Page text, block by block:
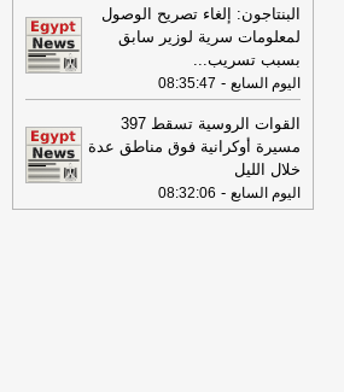
08:39
تسجيل الرغبات مجانا.. معامل
تنسيق الجامعات تستقبل طلاب المرحلة
الأولى- اليوم السابع
08:39
تسجيل الرغبات مجانا.. معامل
تنسيق الجامعات تستقبل طلاب المرحلة
الأولى-اليوم السابع
08:39
الاستماع لأقوال شهود عيان
لكشف ملابسات مقتل شاب بمنطقة
البنتاجون: إلغاء تصريح الوصول
لمعلومات سرية لوزير سابق
بسبب تسريب...
اليوم السابع -
08:35:47
القوات الروسية تسقط 397
مسيرة أوكرانية فوق مناطق عدة
خلال الليل
اليوم السابع -
08:32:06